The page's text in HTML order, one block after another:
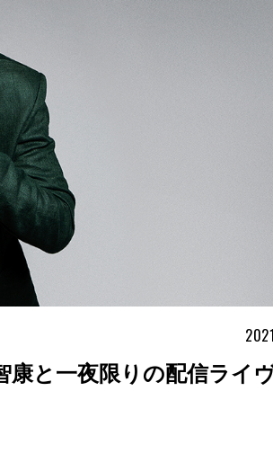
康と一夜限りの配信ライ